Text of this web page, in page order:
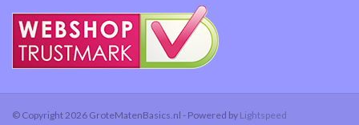
© Copyright 2026 GroteMatenBasics.nl - Powered by Lightspeed